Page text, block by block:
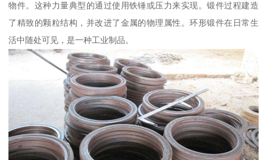
物件。这种力量典型的通过使用铁锤或压力来实现。锻件过程建造
了精致的颗粒结构，并改进了金属的物理属性。环形锻件在日常生
活中随处可见，是一种工业制品。